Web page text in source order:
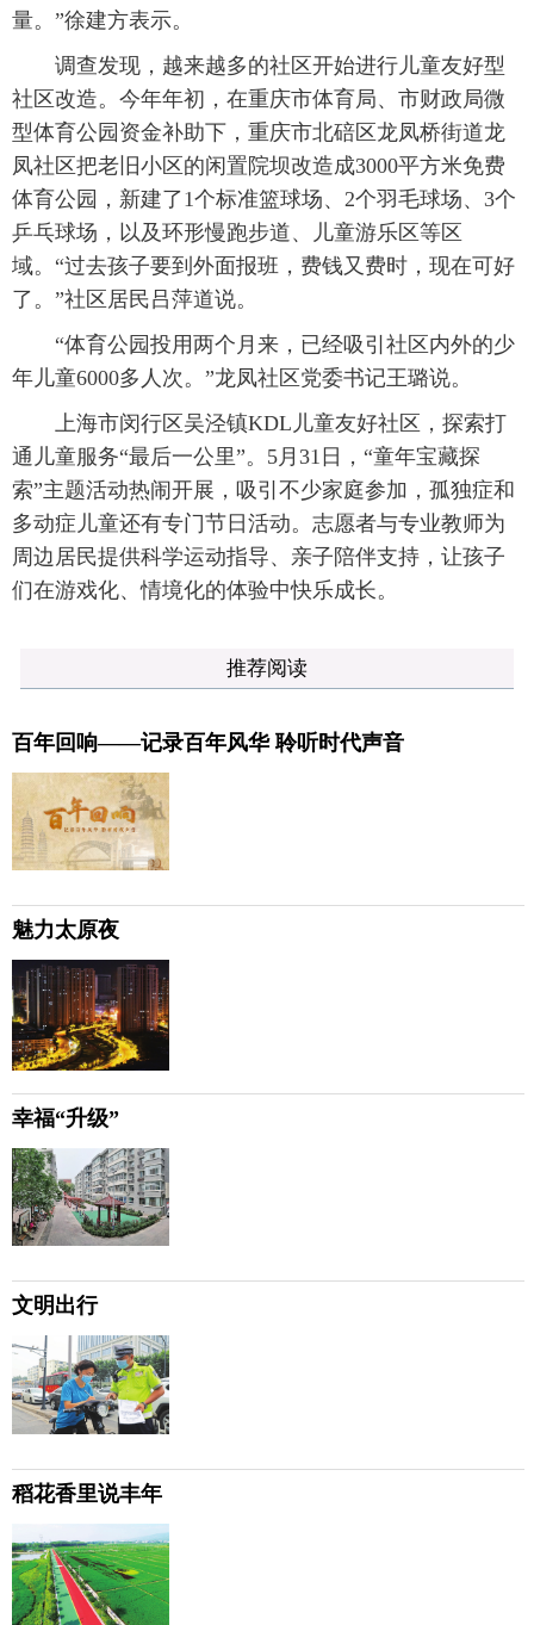
量。”徐建方表示。
调查发现，越来越多的社区开始进行儿童友好型
社区改造。今年年初，在重庆市体育局、市财政局微
型体育公园资金补助下，重庆市北碚区龙凤桥街道龙
凤社区把老旧小区的闲置院坝改造成3000平方米免费
体育公园，新建了1个标准篮球场、2个羽毛球场、3个
乒乓球场，以及环形慢跑步道、儿童游乐区等区
域。“过去孩子要到外面报班，费钱又费时，现在可好
了。”社区居民吕萍道说。
“体育公园投用两个月来，已经吸引社区内外的少
年儿童6000多人次。”龙凤社区党委书记王璐说。
上海市闵行区吴泾镇KDL儿童友好社区，探索打
通儿童服务“最后一公里”。5月31日，“童年宝藏探
索”主题活动热闹开展，吸引不少家庭参加，孤独症和
多动症儿童还有专门节日活动。志愿者与专业教师为
周边居民提供科学运动指导、亲子陪伴支持，让孩子
们在游戏化、情境化的体验中快乐成长。
推荐阅读
百年回响——记录百年风华 聆听时代声音
魅力太原夜
幸福“升级”
文明出行
稻花香里说丰年